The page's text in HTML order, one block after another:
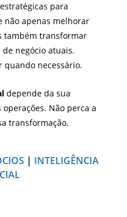
para
não apenas melhorar
também transformar
negócio atuais.
quando necessário.
depende da sua
Não perca a
transformação.
| INTELIGÊNCIA